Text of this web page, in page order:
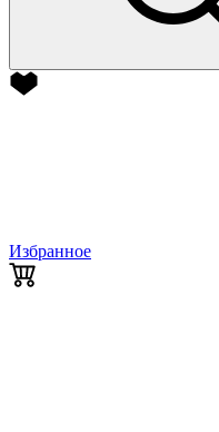
Избранное